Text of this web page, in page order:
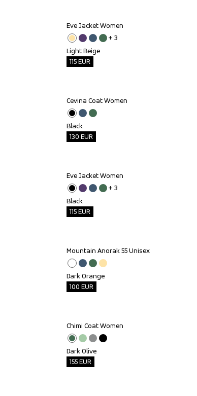
Outlet
Eve Jacket Women
+ 3
Light Beige
115EUR
Outlet
Cevina Coat Women
Black
130 EUR
Outlet
Eve Jacket Women
+ 3
Black
115EUR
Outlet
Mountain Anorak 55 Unisex
Dark Orange
100 EUR
Outlet
Chimi Coat Women
Dark Olive
155EUR